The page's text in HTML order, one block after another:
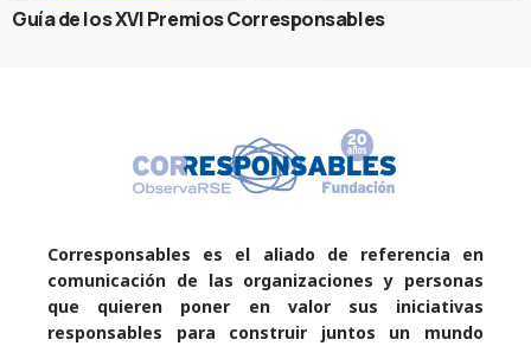
Guía de los XVI Premios Corresponsables
Corresponsables es el aliado de referencia en
comunicación de las organizaciones y personas
que quieren poner en valor sus iniciativas
responsables para construir juntos un mundo